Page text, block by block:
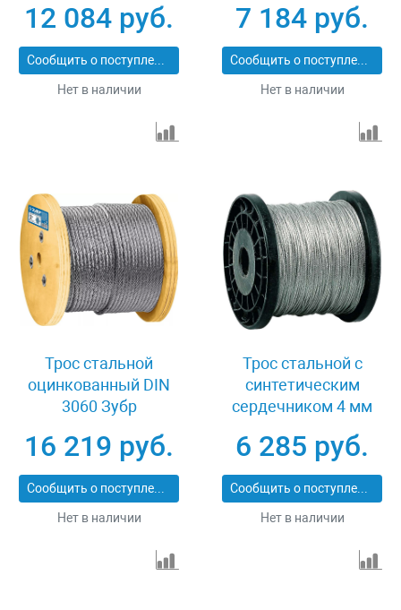
12
12 084 руб.
Сообщить о поступлении
Нет в наличии
304110-05
7 184 руб.
Сообщить о поступлении
Нет в наличии
Трос стальной
оцинкованный DIN
3060 Зубр
14
16 219 руб.
Сообщить о поступлении
Нет в наличии
Трос стальной с
синтетическим
сердечником 4 мм
304110-04
6 285 руб.
Сообщить о поступлении
Нет в наличии